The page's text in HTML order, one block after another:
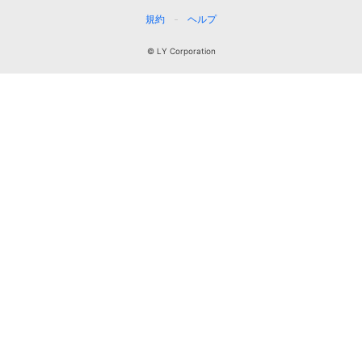
規約
ヘルプ
© LY Corporation